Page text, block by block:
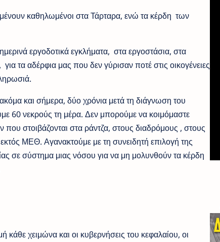
καθηλωμένοι στα Τάρταρα, ενώ τα κέρδη των
εργοδοτικά εγκλήματα, στα εργοστάσια, στα
τα αδέρφια μας που δεν γύρισαν ποτέ στις οικογένειες
και σήμερα, δύο χρόνια μετά τη διάγνωση του
60 νεκρούς τη μέρα. Δεν μπορούμε να κοιμόμαστε
στοιβάζονται στα ράντζα, στους διαδρόμους , στους
ΜΕΘ. Αγανακτούμε με τη συνειδητή επιλογή της
σε σύστημα μιας νόσου για να μη μολυνθούν τα κέρδη
χειμώνα και οι κυβερνήσεις του κεφαλαίου, οι